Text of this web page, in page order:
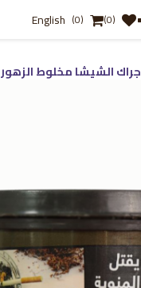
(0)
(0)
English
جراك الشيشا مخلوط الزهور